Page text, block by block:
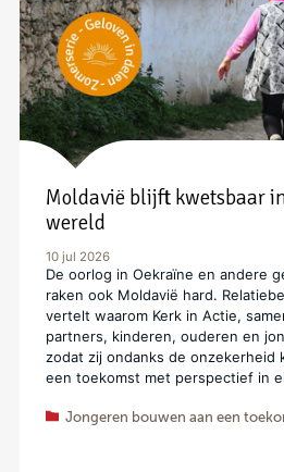
Moldavië blijft kwetsbaar
wereld
10 jul 2026
De oorlog in Oekraïne en andere
raken ook Moldavië hard.
vertelt waarom Kerk in Actie,
partners, kinderen, ouderen en
zodat zij ondanks de onzekerheid
een toekomst met perspectief in
Jongeren bouwen aan een